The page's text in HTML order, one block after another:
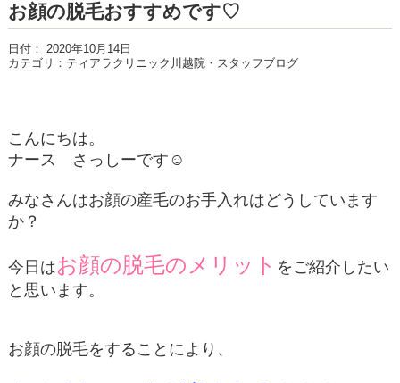
お顔の脱毛おすすめです♡
日付： 2020年10月14日
カテゴリ： ティアラクリニック川越院・スタッフブログ
こんにちは。
ナース さっしーです☺
みなさんはお顔の産毛のお手入れはどうしています
か？
今日はお顔の脱毛のメリット をご紹介したい
と思います。
お顔の脱毛をすることにより、